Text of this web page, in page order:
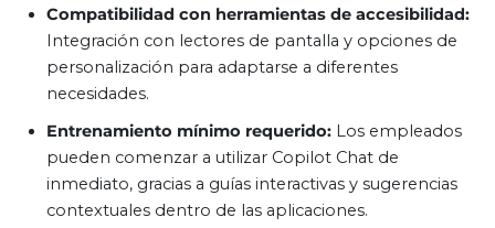
Compatibilidad con herramientas de accesibilidad:
Integración con lectores de pantalla y opciones de
personalización para adaptarse a diferentes
necesidades.
Entrenamiento mínimo requerido:Los empleados
pueden comenzar a utilizar Copilot Chat de
inmediato, gracias a guías interactivas y sugerencias
contextuales dentro de las aplicaciones.